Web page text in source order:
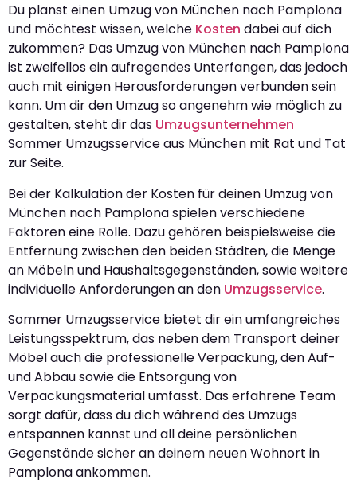
Du planst einen Umzug von München nach Pamplona
und möchtest wissen, welche Kosten dabei auf dich
zukommen? Das Umzug von München nach Pamplona
ist zweifellos ein aufregendes Unterfangen, das jedoch
auch mit einigen Herausforderungen verbunden sein
kann. Um dir den Umzug so angenehm wie möglich zu
gestalten, steht dir das Umzugsunternehmen
Sommer Umzugsservice aus München mit Rat und Tat
zur Seite.
Bei der Kalkulation der Kosten für deinen Umzug von
München nach Pamplona spielen verschiedene
Faktoren eine Rolle. Dazu gehören beispielsweise die
Entfernung zwischen den beiden Städten, die Menge
an Möbeln und Haushaltsgegenständen, sowie weitere
individuelle Anforderungen an den Umzugsservice.
Sommer Umzugsservice bietet dir ein umfangreiches
Leistungsspektrum, das neben dem Transport deiner
Möbel auch die professionelle Verpackung, den Auf-
und Abbau sowie die Entsorgung von
Verpackungsmaterial umfasst. Das erfahrene Team
sorgt dafür, dass du dich während des Umzugs
entspannen kannst und all deine persönlichen
Gegenstände sicher an deinem neuen Wohnort in
Pamplona ankommen.